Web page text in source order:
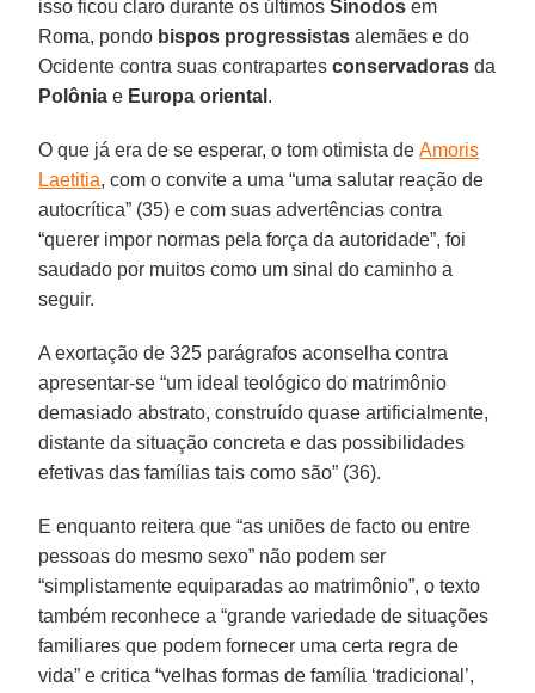
isso ficou claro durante os últimosSínodos em
Roma, pondo bispos progressistas alemães e do
Ocidente contra suas contrapartesconservadoras da
Polônia e Europa oriental .
O que já era de se esperar, o tom otimista de Amoris
Laetitia, com o convite a uma “uma salutar reação de
autocrítica” (35) e com suas advertências contra
“querer impor normas pela força da autoridade”, foi
saudado por muitos como um sinal do caminho a
seguir.
A exortação de 325 parágrafos aconselha contra
apresentar-se “um ideal teológico do matrimônio
demasiado abstrato, construído quase artificialmente,
distante da situação concreta e das possibilidades
efetivas das famílias tais como são” (36).
E enquanto reitera que “as uniões de facto ou entre
pessoas do mesmo sexo” não podem ser
“simplistamente equiparadas ao matrimônio”, o texto
também reconhece a “grande variedade de situações
familiares que podem fornecer uma certa regra de
vida” e critica “velhas formas de família ‘tradicional’,